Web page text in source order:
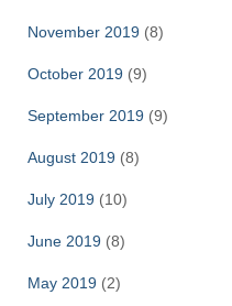
November 2019 (8)
October 2019 (9)
September 2019 (9)
August 2019 (8)
July 2019 (10)
June 2019 (8)
May 2019 (2)